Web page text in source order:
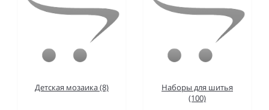
Детская мозаика (8)
Наборы для шитья
(100)